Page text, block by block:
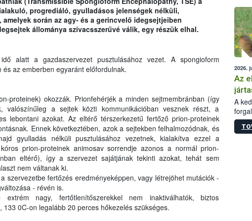
progrediáló, gyulladásos jelenségek nélküli,
során az agy- és a gerincvelő idegsejtjeiben
állománya szivacsszerűvé válik, egy részük elhal.
alatt a gazdaszervezet pusztulásához vezet. A spongioform
az emberben egyaránt előfordulnak.
proteinek) okozzák. Prionfehérjék a minden sejtmembránban (így
valószínűleg a sejtek közti kommunikációban vesznek részt, a
lebontani azokat. Az eltérő térszerkezetű fertőző prion-proteinek
Ennek következtében, azok a sejtekben felhalmozódnak, és
gyulladás nélküli pusztulásához vezetnek, kialakítva ezzel a
prion-proteinek animosav sorrendje azonos a normál prion-
eltérő), így a szervezet sajátjának tekinti azokat, tehát sem
nem váltanak ki.
szervezetbe fertőzés eredményeképpen, vagy létrejöhet mutációk -
- révén is.
nagy, fertőtlenítőszerekkel nem inaktiválhatók, biztos
0C-on legalább 20 perces hőkezelés szükséges.
2026.
Az
A